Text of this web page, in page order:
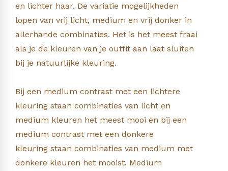
en lichter haar. De variatie mogelijkheden
lopen van vrij licht, medium en vrij donker in
allerhande combinaties. Het is het meest fraai
als je de kleuren van je outfit aan laat sluiten
bij je natuurlijke kleuring.
Bij een medium contrast met een lichtere
kleuring staan combinaties van licht en
medium kleuren het meest mooi en bij een
medium contrast met een donkere
kleuring staan combinaties van medium met
donkere kleuren het mooist. Medium